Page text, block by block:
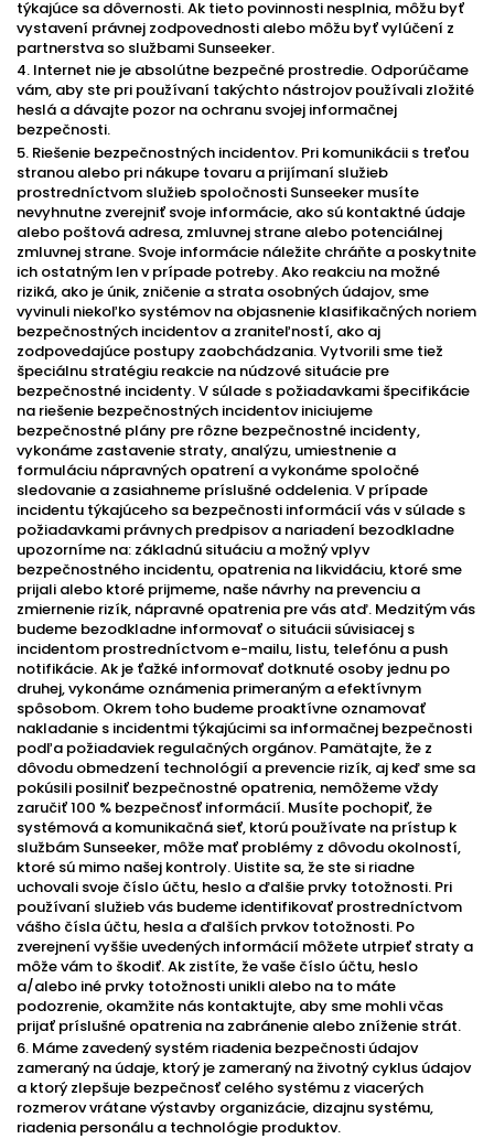
týkajúce sa dôvernosti. Ak tieto povinnosti nesplnia, môžu byť
vystavení právnej zodpovednosti alebo môžu byť vylúčení z
partnerstva so službami Sunseeker.
4. Internet nie je absolútne bezpečné prostredie. Odporúčame
vám, aby ste pri používaní takýchto nástrojov používali zložité
heslá a dávajte pozor na ochranu svojej informačnej
bezpečnosti.
5. Riešenie bezpečnostných incidentov. Pri komunikácii s treťou
stranou alebo pri nákupe tovaru a prijímaní služieb
prostredníctvom služieb spoločnosti Sunseeker musíte
nevyhnutne zverejniť svoje informácie, ako sú kontaktné údaje
alebo poštová adresa, zmluvnej strane alebo potenciálnej
zmluvnej strane. Svoje informácie náležite chráňte a poskytnite
ich ostatným len v prípade potreby. Ako reakciu na možné
riziká, ako je únik, zničenie a strata osobných údajov, sme
vyvinuli niekoľko systémov na objasnenie klasifikačných noriem
bezpečnostných incidentov a zraniteľností, ako aj
zodpovedajúce postupy zaobchádzania. Vytvorili sme tiež
špeciálnu stratégiu reakcie na núdzové situácie pre
bezpečnostné incidenty. V súlade s požiadavkami špecifikácie
na riešenie bezpečnostných incidentov iniciujeme
bezpečnostné plány pre rôzne bezpečnostné incidenty,
vykonáme zastavenie straty, analýzu, umiestnenie a
formuláciu nápravných opatrení a vykonáme spoločné
sledovanie a zasiahneme príslušné oddelenia. V prípade
incidentu týkajúceho sa bezpečnosti informácií vás v súlade s
požiadavkami právnych predpisov a nariadení bezodkladne
upozorníme na: základnú situáciu a možný vplyv
bezpečnostného incidentu, opatrenia na likvidáciu, ktoré sme
prijali alebo ktoré prijmeme, naše návrhy na prevenciu a
zmiernenie rizík, nápravné opatrenia pre vás atď. Medzitým vás
budeme bezodkladne informovať o situácii súvisiacej s
incidentom prostredníctvom e-mailu, listu, telefónu a push
notifikácie. Ak je ťažké informovať dotknuté osoby jednu po
druhej, vykonáme oznámenia primeraným a efektívnym
spôsobom. Okrem toho budeme proaktívne oznamovať
nakladanie s incidentmi týkajúcimi sa informačnej bezpečnosti
podľa požiadaviek regulačných orgánov. Pamätajte, že z
dôvodu obmedzení technológií a prevencie rizík, aj keď sme sa
pokúsili posilniť bezpečnostné opatrenia, nemôžeme vždy
zaručiť 100 % bezpečnosť informácií. Musíte pochopiť, že
systémová a komunikačná sieť, ktorú používate na prístup k
službám Sunseeker, môže mať problémy z dôvodu okolností,
ktoré sú mimo našej kontroly. Uistite sa, že ste si riadne
uchovali svoje číslo účtu, heslo a ďalšie prvky totožnosti. Pri
používaní služieb vás budeme identifikovať prostredníctvom
vášho čísla účtu, hesla a ďalších prvkov totožnosti. Po
zverejnení vyššie uvedených informácií môžete utrpieť straty a
môže vám to škodiť. Ak zistíte, že vaše číslo účtu, heslo
a/alebo iné prvky totožnosti unikli alebo na to máte
podozrenie, okamžite nás kontaktujte, aby sme mohli včas
prijať príslušné opatrenia na zabránenie alebo zníženie strát.
6. Máme zavedený systém riadenia bezpečnosti údajov
zameraný na údaje, ktorý je zameraný na životný cyklus údajov
a ktorý zlepšuje bezpečnosť celého systému z viacerých
rozmerov vrátane výstavby organizácie, dizajnu systému,
riadenia personálu a technológie produktov.